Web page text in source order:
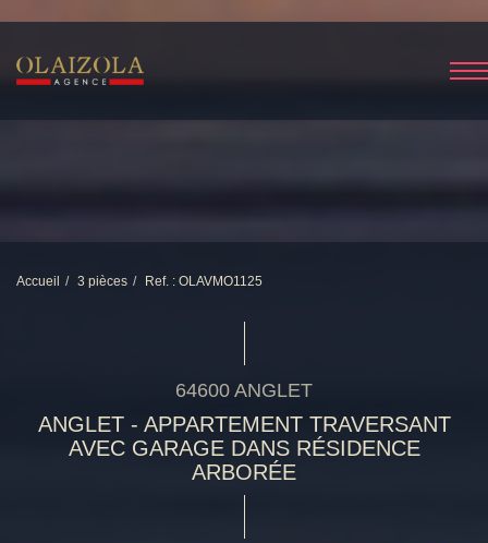
Accueil 3 pièces Ref. : OLAVMO1125
64600 ANGLET
ANGLET - APPARTEMENT TRAVERSANT
AVEC GARAGE DANS RÉSIDENCE
ARBORÉE